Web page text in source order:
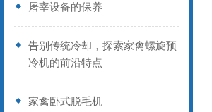
屠宰设备的保养
告别传统冷却，探索家禽螺旋预
冷机的前沿特点
家禽卧式脱毛机